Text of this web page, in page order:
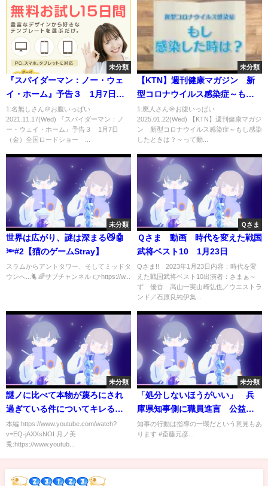
未分類
『スパイダーマン：ノー・ウェ
イ・ホーム』予告３ 1月7日
（金）全国ロードショー #全
ての運命が集結する ──
1:名無しさん＠お腹いっぱい
2021.11.17(Wed) 『スパイダーマン：ノ
ー・ウェイ・ホーム』予告３ 1月7日
（金）全国ロードショー ...
未分類
【KTN】週刊健康マガジン 新
型コロナウイルス感染症～もし
感染したときは？～
1:廃人さん＠お腹いっぱい
2025.01.22(Wed) 【KTN】週刊健康マガジ
ン 新型コロナウイルス感染症～もし感染
したときは？～って動...
未分類
世界は広がり、謎は深まる😼🤖
🔦#2【猫のゲームStray】
スラムからアントタワー、そしてミッドタ
ウンへ...🐈 🌈サブチャンネル 👉https://w...
Ｑさま
Ｑさま 動画 時代を変えた戦国
武将ベスト10 1月23日
Qさま!! 2023年1月23日内容：時代を変
えた戦国武将ベスト10出演者：さまぁ～
ず 優香 高山一実山崎弘也／ウエストラ
ンド／石原良純伊集...
未分類
謎ノに比べて本物が蔑ろにされ
過ぎている件についてキレる委
員長【にじさんじ/切り抜き】
本編:https://www.youtube.com/watch?
v=EQ-jAXXsNOI 月ノ美
兎:https://www.youtub...
未分類
「処分しないほうがいい」 兵
庫県知事側に職員進言 公益通
報巡り 知事の行動は公益通報
者保護法に違反していると感じ
知事の行動は指導の一環だという意見もあ
ります #斎藤元彦...